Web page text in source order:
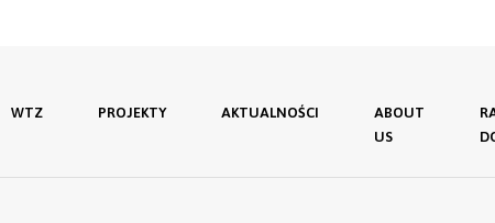
WTZ PROJEKTY AKTUALNOŚCI
ABOUT
US